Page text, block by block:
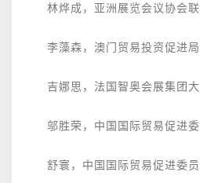
林烨成，亚洲展览会议协会联
李藻森，澳门贸易投资促进局
吉娜思，法国智奥会展集团大
邬胜荣，中国国际贸易促进委
舒寰，中国国际贸易促进委员